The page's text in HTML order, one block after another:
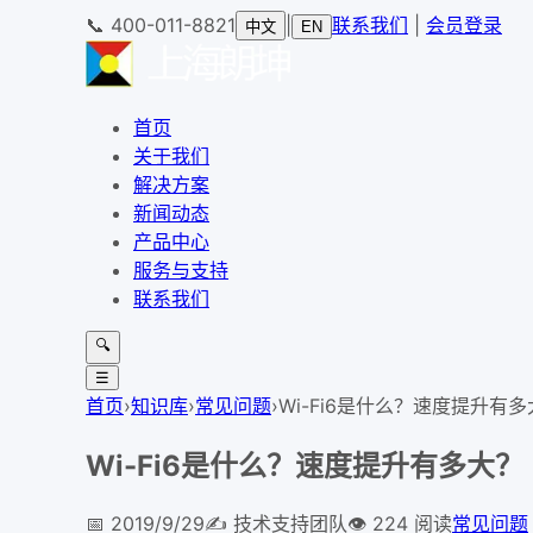
📞 400-011-8821 中文 EN 联系我们 会员登录
首页
关于我们
解决方案
新闻动态
产品中心
服务与支持
联系我们
🔍
☰
首页›知识库›常见问题›Wi-Fi6是什么？速度提升有多
Wi-Fi6是什么？速度提升有多大？
📅 2019/9/29✍️ 技术支持团队👁 224 阅读常见问题